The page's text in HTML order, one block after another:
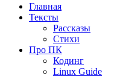
Главная
Тексты
Рассказы
Стихи
Про ПК
Кодинг
Linux Guide